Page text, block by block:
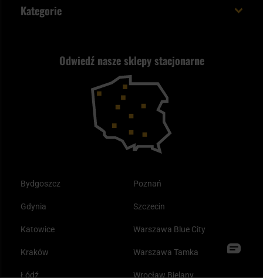
Wysyłka za granicę
Reklamacje i gwarancja
Logowanie
Odwiedź nasze sklepy stacjonarne
Bydgoszcz
Gdynia
Katowice
Kraków
Łódź
Poznań
Szczecin
Warszawa Blue City
Warszawa Tamka
Wrocław Bielany
Polityka prywatności
Kupony i kody rabatowe
Plecak ewakuacyjny preppersa
Kategorie
Samoobrona